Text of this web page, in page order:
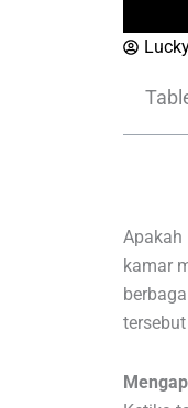
Apakah
kamar